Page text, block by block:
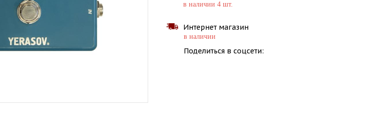
в наличии 4 шт.
Интернет магазин
в наличии
Поделиться в соцсети: